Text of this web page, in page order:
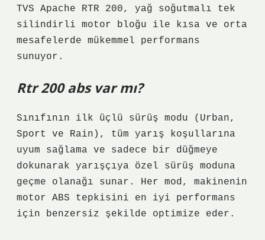
TVS Apache RTR 200, yağ soğutmalı tek
silindirli motor bloğu ile kısa ve orta
mesafelerde mükemmel performans
sunuyor.
Rtr 200 abs var mı?
Sınıfının ilk üçlü sürüş modu (Urban,
Sport ve Rain), tüm yarış koşullarına
uyum sağlama ve sadece bir düğmeye
dokunarak yarışçıya özel sürüş moduna
geçme olanağı sunar. Her mod, makinenin
motor ABS tepkisini en iyi performans
için benzersiz şekilde optimize eder.